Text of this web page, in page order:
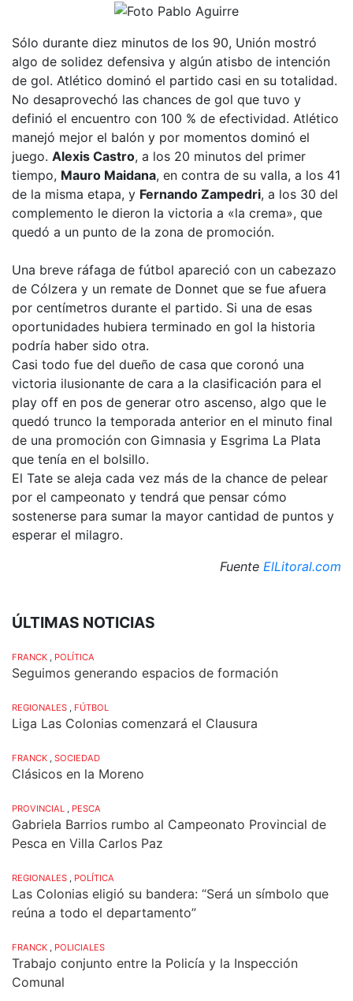
Sólo durante diez minutos de los 90, Unión mostró
algo de solidez defensiva y algún atisbo de intención
de gol. Atlético dominó el partido casi en su totalidad.
No desaprovechó las chances de gol que tuvo y
definió el encuentro con 100 % de efectividad. Atlético
manejó mejor el balón y por momentos dominó el
juego. Alexis Castro, a los 20 minutos del primer
tiempo, Mauro Maidana, en contra de su valla, a los 41
de la misma etapa, y Fernando Zampedri, a los 30 del
complemento le dieron la victoria a «la crema», que
quedó a un punto de la zona de promoción.
Una breve ráfaga de fútbol apareció con un cabezazo
de Cólzera y un remate de Donnet que se fue afuera
por centímetros durante el partido. Si una de esas
oportunidades hubiera terminado en gol la historia
podría haber sido otra.
Casi todo fue del dueño de casa que coronó una
victoria ilusionante de cara a la clasificación para el
play off en pos de generar otro ascenso, algo que le
quedó trunco la temporada anterior en el minuto final
de una promoción con Gimnasia y Esgrima La Plata
que tenía en el bolsillo.
El Tate se aleja cada vez más de la chance de pelear
por el campeonato y tendrá que pensar cómo
sostenerse para sumar la mayor cantidad de puntos y
esperar el milagro.
Fuente ElLitoral.com
ÚLTIMAS NOTICIAS
FRANCK POLÍTICA
Seguimos generando espacios de formación
REGIONALES FÚTBOL
Liga Las Colonias comenzará el Clausura
FRANCK SOCIEDAD
Clásicos en la Moreno
PROVINCIAL PESCA
Gabriela Barrios rumbo al Campeonato Provincial de
Pesca en Villa Carlos Paz
REGIONALES POLÍTICA
Las Colonias eligió su bandera: “Será un símbolo que
reúna a todo el departamento”
FRANCK POLICIALES
Trabajo conjunto entre la Policía y la Inspección
Comunal